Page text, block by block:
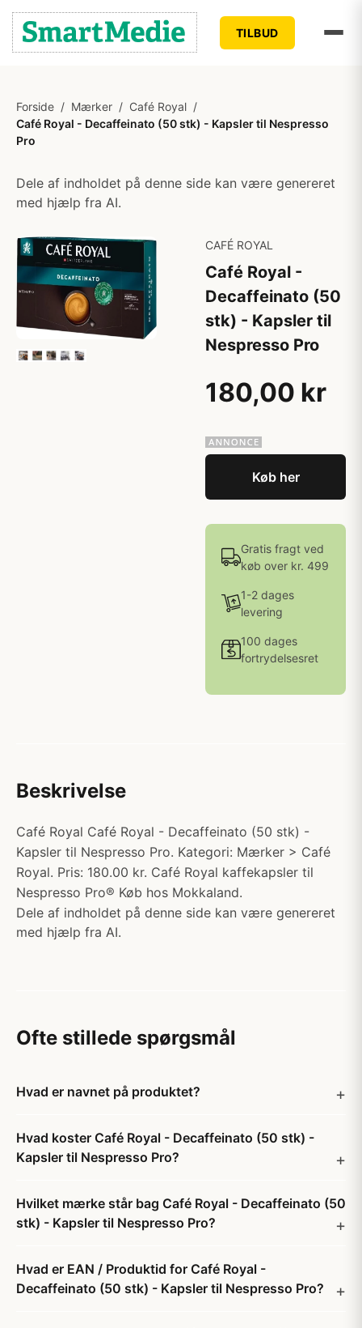
TILBUD
Forside / Mærker / Café Royal /
Café Royal - Decaffeinato (50 stk) - Kapsler til Nespresso
Pro
Dele af indholdet på denne side kan være genereret
med hjælp fra AI.
CAFÉ ROYAL
Café Royal -
Decaffeinato (50
stk) - Kapsler til
Nespresso Pro
180,00 kr
Køb her
Gratis fragt ved
køb over kr. 499
1-2 dages
levering
100 dages
fortrydelsesret
Beskrivelse
Café Royal Café Royal - Decaffeinato (50 stk) -
Kapsler til Nespresso Pro. Kategori: Mærker > Café
Royal. Pris: 180.00 kr. Café Royal kaffekapsler til
Nespresso Pro® Køb hos Mokkaland.
Dele af indholdet på denne side kan være genereret
med hjælp fra AI.
Ofte stillede spørgsmål
Hvad er navnet på produktet?
Hvad koster Café Royal - Decaffeinato (50 stk) -
Kapsler til Nespresso Pro?
Hvilket mærke står bag Café Royal - Decaffeinato (50
stk) - Kapsler til Nespresso Pro?
Hvad er EAN / Produktid for Café Royal -
Decaffeinato (50 stk) - Kapsler til Nespresso Pro?